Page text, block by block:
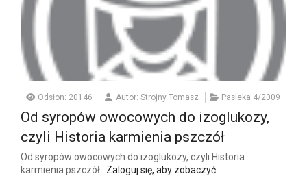
Odsłon: 20146 Autor: Strojny Tomasz Pasieka 4/2009
Od syropów owocowych do izoglukozy,
czyli Historia karmienia pszczół
Od syropów owocowych do izoglukozy, czyli Historia
karmienia pszczół : Zaloguj się, aby zobaczyć.